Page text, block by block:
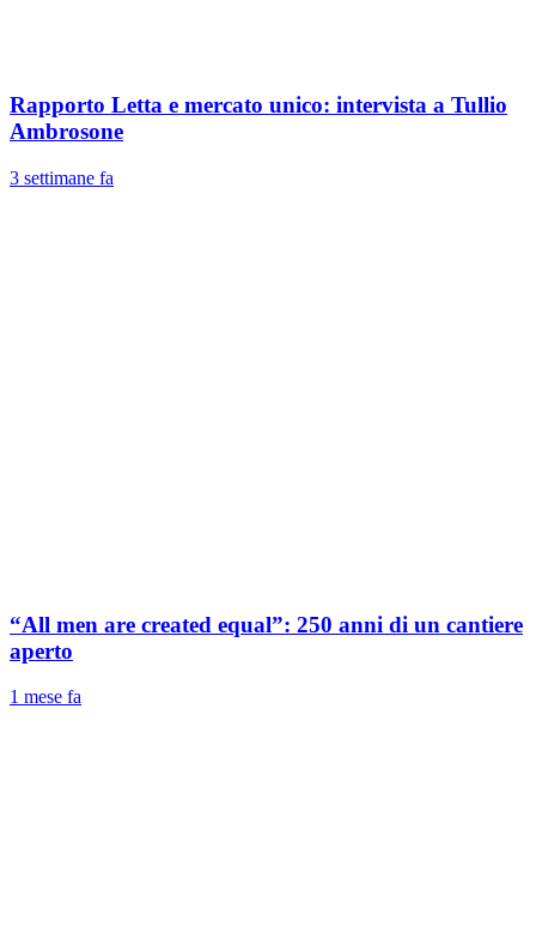
Rapporto Letta e mercato unico: intervista a Tullio
Ambrosone
3 settimane fa
“All men are created equal”: 250 anni di un cantiere
aperto
1 mese fa